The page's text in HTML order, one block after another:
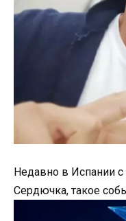
Недавно в Испании
Сердючка, такое